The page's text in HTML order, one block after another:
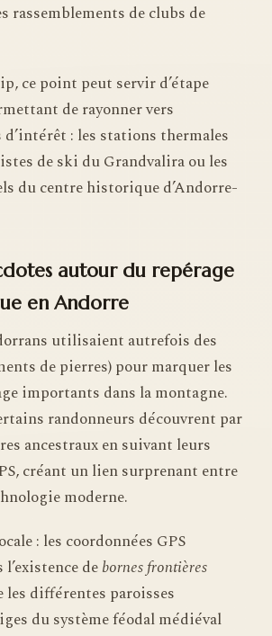
rassemblements de clubs de
ce point peut servir d’étape
de rayonner vers
: les stations thermales
de ski du Grandvalira ou les
du centre historique d’Andorre-
autour du repérage
en Andorre
utilisaient autrefois des
de pierres) pour marquer les
importants dans la montagne.
randonneurs découvrent par
ancestraux en suivant leurs
créant un lien surprenant entre
moderne.
: les coordonnées GPS
debornes frontières
les différentes paroisses
du système féodal médiéval